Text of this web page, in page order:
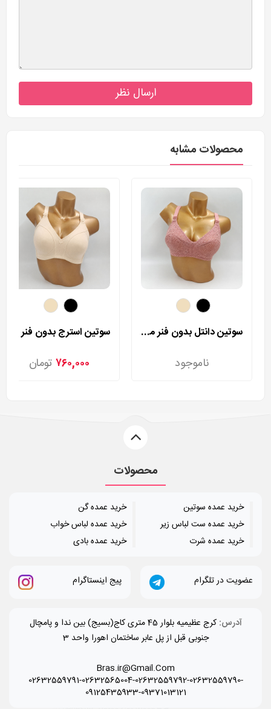
ارسال نظر
محصولات مشابه
سوتین دانتل بدون فنر مردی مدل 140
ناموجود ۷۶۰,۰۰۰ تومان
محصولات
خرید عمده سوتین
خرید عمده ست لباس زیر
خرید عمده شرت
خرید عمده گن
خرید عمده لباس خواب
خرید عمده بادی
عضویت در تلگرام پیج اینستاگرام
آدرس:
کرج عظیمیه بلوار 45 متری کاج(بسیج) بین ندا و پامچال
جنوبی قبل از پل عابر ساختمان اهورا واحد 3
Bras.ir@Gmail.Com
02632559791-02632565004-02632559792-02632559790-
09125435933-09371013121